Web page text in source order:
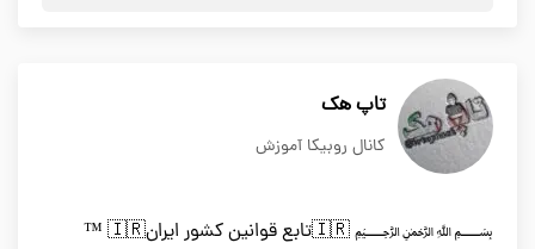
تاپ هک
کانال روبیکا آموزش
﷽ 🇮🇷تابع قوانین کشور ایران🇮🇷 ™